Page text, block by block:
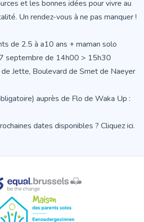
et les bonnes idées pour vivre au
Un rendez-vous à ne pas manquer !
de 2.5 à a10 ans + maman solo
septembre de 14h00 > 15h30
Jette, Boulevard de Smet de Naeyer
auprès de Flo de Waka Up :
dates disponibles ? Cliquez ici.